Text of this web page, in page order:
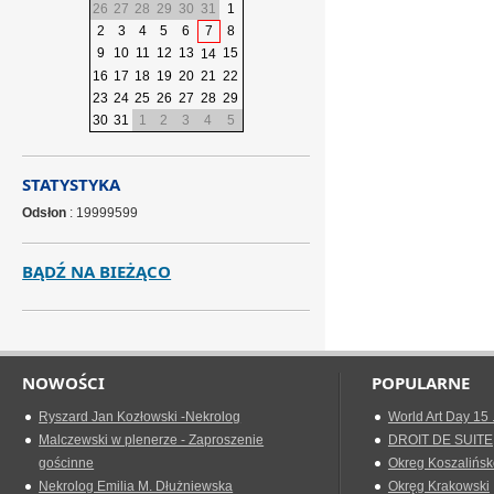
26 27 28 29 30 31
1
2
3 4 5 6 7
8
9
10 11 12 13 14 15
16 17 18 19 20 21 22
23 24 25 26 27 28 29
30 31 1 2 3 4 5
STATYSTYKA
Odsłon : 19999599
BĄDŹ NA BIEŻĄCO
NOWOŚCI
Ryszard Jan Kozłowski -Nekrolog
Malczewski w plenerze - Zaproszenie
gościnne
Nekrolog Emilia M. Dłużniewska
POPULARNE
World Art Day 15
DROIT DE SUITE
Okreg
Okręg Krakowski